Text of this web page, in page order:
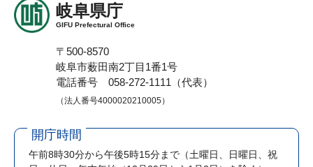
岐阜県庁
GIFU Prefectural Office
〒500-8570
岐阜市薮田南2丁目1番1号
電話番号 058-272-1111（代表）
（法人番号4000020210005）
開庁時間
午前8時30分から午後5時15分まで （土曜日、日曜日、祝